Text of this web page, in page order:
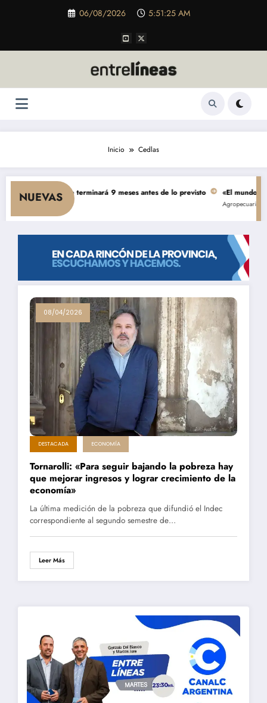
06/08/2026 5:51:25 AM
Inicio Cedlas
NUEVAS
millones se terminará 9 meses antes de lo previsto «El mundo
Agropecuarias
08/04/2026
DESTACADA ECONOMÍA
Tornarolli: «Para seguir bajando la pobreza hay
que mejorar ingresos y lograr crecimiento de la
economía»
La última medición de la pobreza que difundió el Indec
correspondiente al segundo semestre de…
Leer Más